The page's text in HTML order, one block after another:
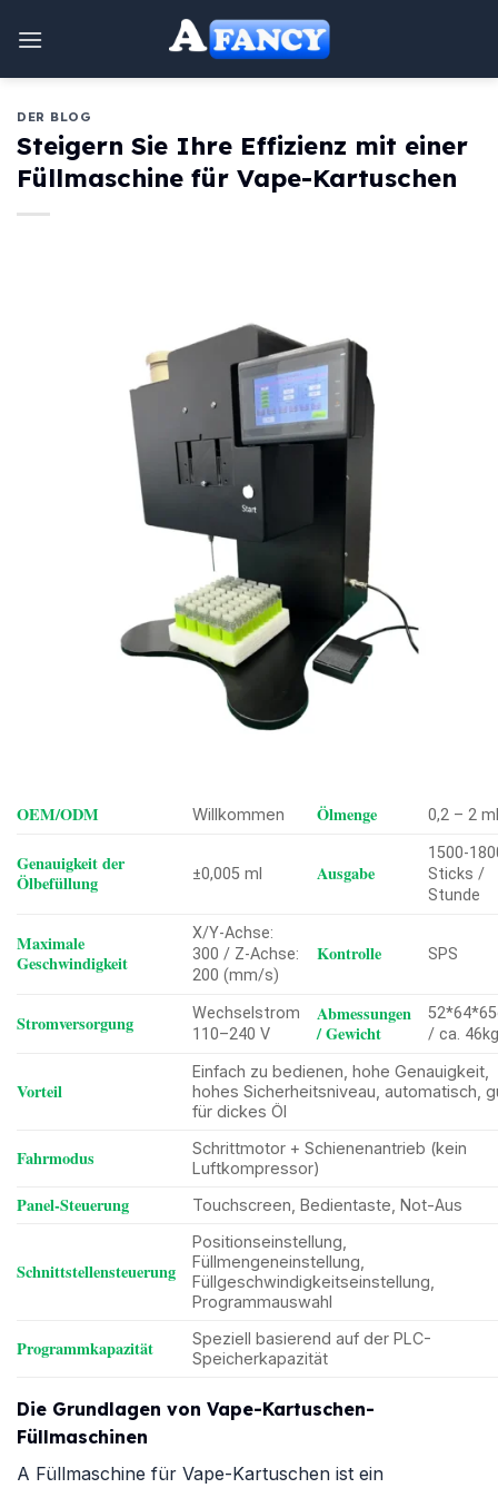
Inhalt
DER BLOG
Steigern Sie Ihre Effizienz mit einer
Füllmaschine für Vape-Kartuschen
OEM/ODM Willkommen Ölmenge 0,2 – 2
Genauigkeit der
Ölbefüllung
±0,005 ml Ausgabe
1500-
Sticks /
Stunde
Maximale
Geschwindigkeit
X/Y-Achse:
300 / Z-Achse:
200 (mm/s)
Kontrolle SPS
Stromversorgung
Wechselstrom
110–240 V
Abmessungen
/ Gewicht
/ ca.
Vorteil
Einfach zu bedienen, hohe Genauigkeit,
hohes Sicherheitsniveau, automatisch,
für dickes Öl
Fahrmodus
Schrittmotor + Schienenantrieb (kein
Luftkompressor)
Panel-Steuerung Touchscreen, Bedientaste, Not-Aus
Schnittstellensteuerung
Positionseinstellung,
Füllmengeneinstellung,
Füllgeschwindigkeitseinstellung,
Programmauswahl
Programmkapazität
Speziell basierend auf der PLC-
Speicherkapazität
Die Grundlagen von Vape-Kartuschen-
Füllmaschinen
A Füllmaschine für Vape-Kartuschen ist ein